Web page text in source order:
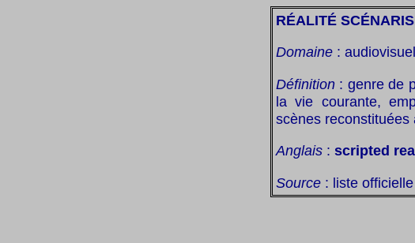
RÉALITÉ
Domaine :
Définition : genre de
la vie courante,
scènes reconstituées
Anglais : scripted
Source : liste